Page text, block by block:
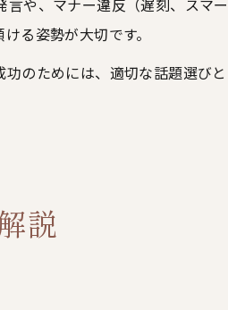
や、マナー違反（遅刻、スマ
る姿勢が大切です。
のためには、適切な話題選び
説